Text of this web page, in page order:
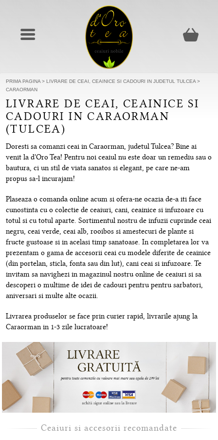
PRIMA PAGINA > LIVRARE DE CEAI, CEAINICE SI CADOURI IN JUDETUL TULCEA >
CARAORMAN
LIVRARE DE CEAI, CEAINICE SI
CADOURI IN CARAORMAN
(TULCEA)
Doresti sa comanzi ceai in Caraorman, judetul Tulcea? Bine ai
venit la d'Oro Tea! Pentru noi ceaiul nu este doar un remediu sau o
bautura, ci un stil de viata sanatos si elegant, pe care ne-am
propus sa-l incurajam!
Plaseaza o comanda online acum si ofera-ne ocazia de-a iti face
cunostinta cu o colectie de ceaiuri, cani, ceainice si infuzoare cu
totul si cu totul aparte. Sortimentul nostru de infuzii cuprinde ceai
negru, ceai verde, ceai alb, rooibos si amestecuri de plante si
fructe gustoase si in acelasi timp sanatoase. In completarea lor va
prezentam o gama de accesorii ceai cu modele diferite de ceainice
(din portelan, sticla, fonta sau din lut), cani ceai si infuzoare. Te
invitam sa navighezi in magazinul nostru online de ceaiuri si sa
descoperi o multime de idei de cadouri pentru pentru sarbatori,
aniversari si multe alte ocazii.
Livrarea produselor se face prin curier rapid, livrarile ajung la
Caraorman in 1-3 zile lucratoare!
Ceaiuri si accesorii recomandate